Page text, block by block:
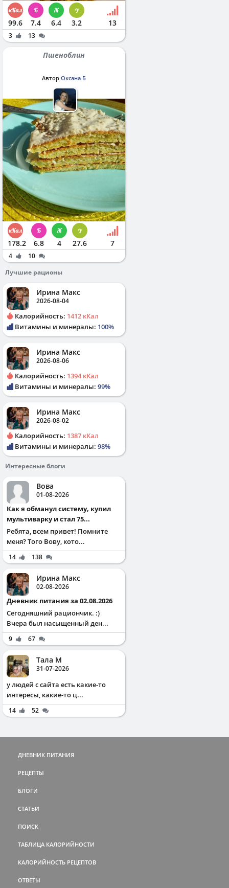
99.6 7.4 6.4 3.2 13
3 13
Пшеноблин
Автор Оксана Б
178.2 6.8 4 27.6 7
4
10
Лучшие рационы
Ирина Макс
2026-08-04
Калорийность: 1412 кКал
Витамины и минералы: 100%
Ирина Макс
2026-08-06
Калорийность: 1394 кКал
Витамины и минералы: 99%
Ирина Макс
2026-08-02
Калорийность: 1387 кКал
Витамины и минералы: 98%
Интересные блоги
Вова
01-08-2026
Как я обманул систему, купил
мультиварку и стал 75...
Ребята, всем привет! Помните
меня? Того Вову, кото...
14 138
Ирина Макс
02-08-2026
Дневник питания за 02.08.2026
Сегодняшний рациончик. :)
Вчера был насыщенный ден...
9 67
Тала М
31-07-2026
у людей с сайта есть какие-то
интересы, какие-то ц...
14 52
ДНЕВНИК ПИТАНИЯ
РЕЦЕПТЫ
БЛОГИ
СТАТЬИ
ПОИСК
ТАБЛИЦА КАЛОРИЙНОСТИ
КАЛОРИЙНОСТЬ РЕЦЕПТОВ
ОТВЕТЫ